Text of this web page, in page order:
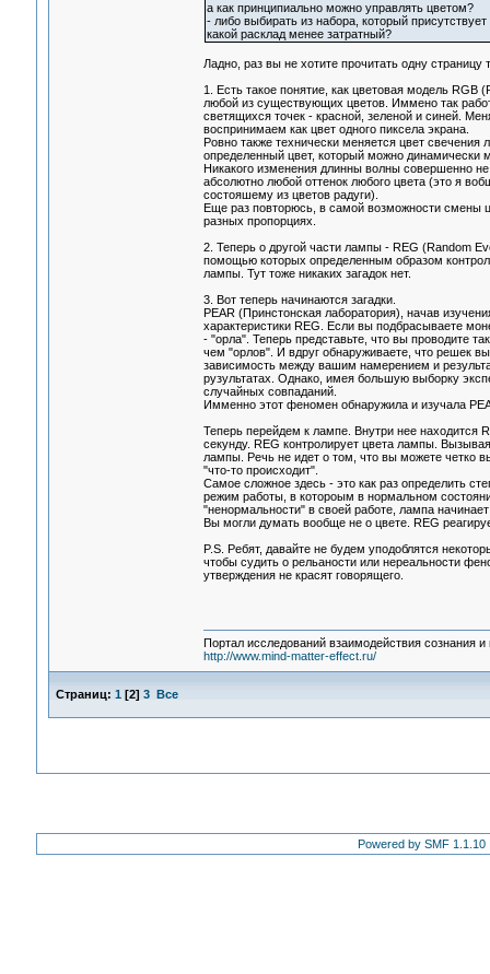
а как принципиально можно управлять цветом?
- либо выбирать из набора, который
какой расклад менее затратный?
Ладно, раз вы не хотите прочитать одну страницу
1. Есть такое понятие, как цветовая модель
любой из существующих цветов. Иммено так
светящихся точек - красной, зеленой и синей.
воспринимаем как цвет одного пиксела экрана.
Ровно также технически меняется цвет
определенный цвет, который можно динамически
Никакого изменения длинны волны совершенно
абсолютно любой оттенок любого цвета (это я
состояшему из цветов радуги).
Еще раз повторюсь, в самой возможности смены
разных пропорциях.
2. Теперь о другой части лампы - REG (Random
помощью которых определенным образом
лампы. Тут тоже никаких загадок нет.
3. Вот теперь начинаются загадки.
PEAR (Принстонская лаборатория), начав
характеристики REG. Если вы подбрасываете
- "орла". Теперь представьте, что вы проводите
чем "орлов". И вдруг обнаруживаете, что решек
зависимость между вашим намерением и
рузультатах. Однако, имея большую выборку
случайных совпаданий.
Имменно этот феномен обнаружила и изучала
Теперь перейдем к лампе. Внутри нее находится
секунду. REG контролирует цвета лампы.
лампы. Речь не идет о том, что вы можете четко
"что-то происходит".
Самое сложное здесь - это как раз определить
режим работы, в котороым в нормальном
"ненормальности" в своей работе, лампа
Вы могли думать вообще не о цвете. REG
P.S. Ребят, давайте не будем уподоблятся
чтобы судить о рельаности или нереальности
утверждения не красят говорящего.
Портал исследований взаимодействия сознания и
http://www.mind-matter-effect.ru/
Страниц: 1 [2] 3 Все
Powered by SMF 1.1.10